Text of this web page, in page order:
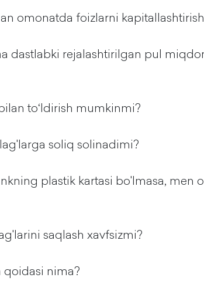
omonatda foizlarni
dastlabki rejalashtirilgan pul
toʻldirish mumkinmi?
soliq solinadimi?
plastik kartasi bo'lmasa, men
saqlash xavfsizmi?
nima?